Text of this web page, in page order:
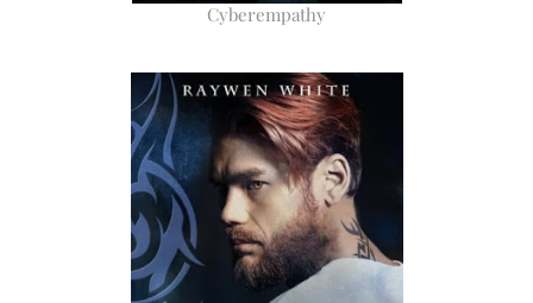
Cyberempathy